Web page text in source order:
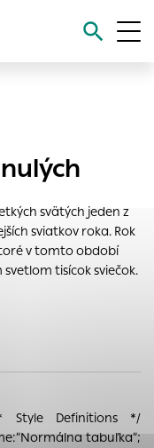
svätých jeden z
sviatkov roka. Rok
v tomto období
tisícok sviečok.
Style Definitions */
tabuľka”;
prehliadač
sa uložila Vaša
tým, že
stránky. Bez
fungovať.